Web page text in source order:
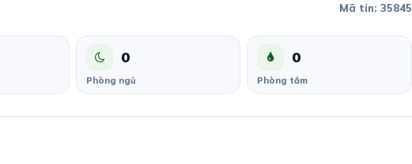
Mã tin: 35845
0
Phòng ngủ
0
Phòng tắm